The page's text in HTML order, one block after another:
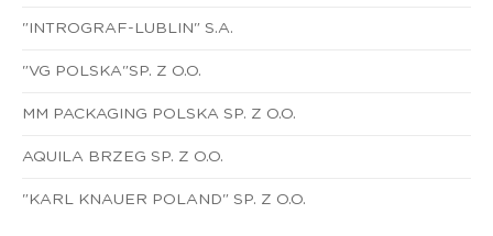
"INTROGRAF-LUBLIN" S.A.
"VG POLSKA"SP. Z O.O.
MM PACKAGING POLSKA SP. Z O.O.
AQUILA BRZEG SP. Z O.O.
"KARL KNAUER POLAND" SP. Z O.O.